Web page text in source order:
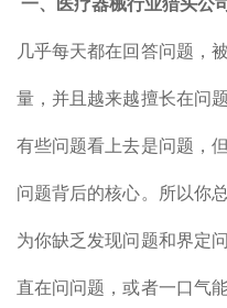
一、医疗器械行业猎头公
几乎每天都在回答问题，
量，并且越来越擅长在问
有些问题看上去是问题，
问题背后的核心。所以你
为你缺乏发现问题和界定
直在问问题，或者一口气